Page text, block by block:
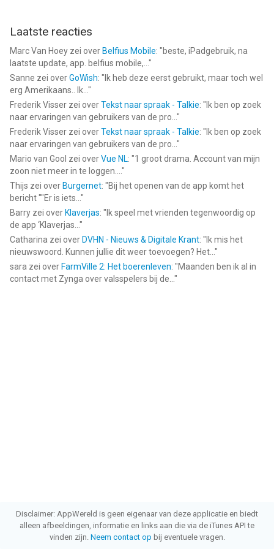
Laatste reacties
Marc Van Hoey zei over Belfius Mobile: "beste, iPadgebruik, na
laatste update, app. belfius mobile,... "
Sanne zei overGoWish: " Ik heb deze eerst gebruikt, maar toch wel
erg Amerikaans.. Ik... "
Frederik Visser zei overTekst naar spraak - Talkie: " Ik ben op zoek
naar ervaringen van gebruikers van de pro... "
Frederik Visser zei overTekst naar spraak - Talkie: " Ik ben op zoek
naar ervaringen van gebruikers van de pro... "
Mario van Gool zei overVue NL: "1 groot drama. Account van mijn
zoon niet meer in te loggen.... "
Thijs zei over Burgernet: "Bij het openen van de app komt het
bericht ""Er is iets... "
Barry zei over Klaverjas: " Ik speel met vrienden tegenwoordig op
de app ‘Klaverjas... "
Catharina zei over DVHN - Nieuws & Digitale Krant: " Ik mis het
nieuwswoord. Kunnen jullie dit weer toevoegen? Het... "
sara zei over FarmVille 2: Het boerenleven: "Maanden ben ik al in
contact met Zynga over valsspelers bij de... "
Disclaimer: AppWereld is geen eigenaar van deze applicatie en biedt
alleen afbeeldingen, informatie en links aan die via de iTunes API te
vinden zijn. Neem contact op bij eventuele vragen.